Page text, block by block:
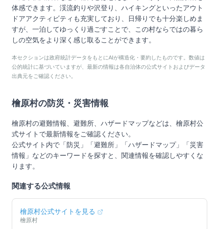
体感できます。渓流釣りや沢登り、ハイキングといったアウト
ドアアクティビティも充実しており、日帰りでも十分楽しめま
すが、一泊してゆっくり過ごすことで、この村ならではの暮ら
しの空気をより深く感じ取ることができます。
本セクションは政府統計データをもとにAIが構造化・要約したものです。数値は
公的統計に基づいていますが、最新の情報は各自治体の公式サイトおよびデータ
出典元をご確認ください。
檜原村の防災・災害情報
檜原村の避難情報、避難所、ハザードマップなどは、 檜原村公
式サイトで最新情報をご確認ください。
公式サイト内で「防災」「避難所」「ハザードマップ」「災害
情報」などのキーワードを探すと、関連情報を確認しやすくな
ります。
関連する公式情報
檜原村公式サイトを見る
檜原村